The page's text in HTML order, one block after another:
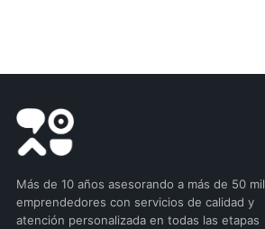
Más de 10 años asesorando a más de 50 mil
emprendedores con servicios de calidad y
atención personalizada en todas las etapas